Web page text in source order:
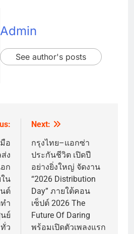
Admin
See author's posts
อ
ง
ก
น
ต์
ำ
ย์
ว
Next:
กรุงไทย–แอกซ่า
ประกันชีวิต เปิดปี
อย่างยิ่งใหญ่ จัดงาน
“2026 Distribution
Day” ภายใต้คอน
เซ็ปต์ 2026 The
Future Of Daring
พร้อมเปิดตัวเพลงแรก